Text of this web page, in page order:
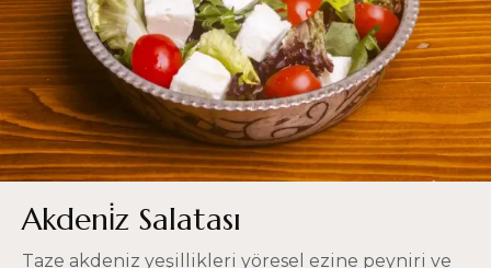
Akdeni̇z Salatası
Taze akdeniz yeşillikleri yöresel ezine peyniri ve